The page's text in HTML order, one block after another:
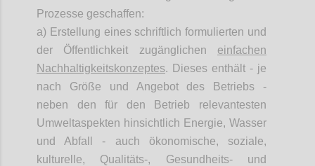
Prozesse geschaffen:
a) Erstellung eines schriftlich formulierten und
der Öffentlichkeit zugänglichen einfachen
Nachhaltigkeitskonzeptes. Dieses enthält - je
nach Größe und Angebot des Betriebs -
neben den für den Betrieb relevantesten
Umweltaspekten hinsichtlich Energie, Wasser
und Abfall - auch ökonomische, soziale,
kulturelle, Qualitäts-, Gesundheits- und